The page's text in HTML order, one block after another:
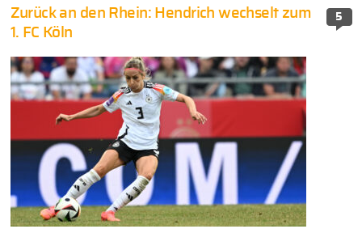
5
Zurück an den Rhein: Hendrich wechselt zum
1. FC Köln